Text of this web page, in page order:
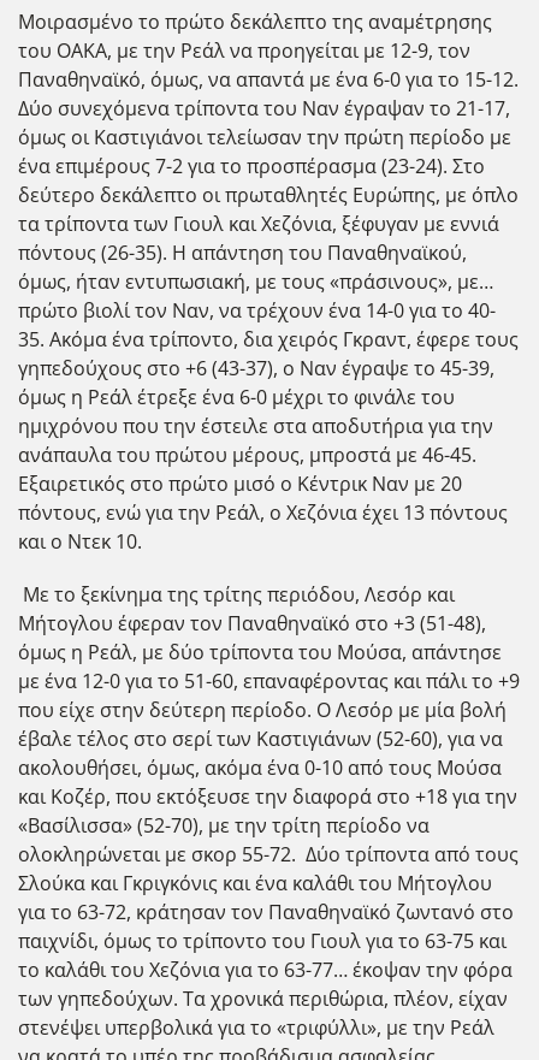
Μοιρασμένο το πρώτο δεκάλεπτο της αναμέτρησης
του ΟΑΚΑ, με την Ρεάλ να προηγείται με 12-9, τον
Παναθηναϊκό, όμως, να απαντά με ένα 6-0 για το 15-12.
Δύο συνεχόμενα τρίποντα του Ναν έγραψαν το 21-17,
όμως οι Καστιγιάνοι τελείωσαν την πρώτη περίοδο με
ένα επιμέρους 7-2 για το προσπέρασμα (23-24). Στο
δεύτερο δεκάλεπτο οι πρωταθλητές Ευρώπης, με όπλο
τα τρίποντα των Γιουλ και Χεζόνια, ξέφυγαν με εννιά
πόντους (26-35). Η απάντηση του Παναθηναϊκού,
όμως, ήταν εντυπωσιακή, με τους «πράσινους», με…
πρώτο βιολί τον Ναν, να τρέχουν ένα 14-0 για το 40-
35. Ακόμα ένα τρίποντο, δια χειρός Γκραντ, έφερε τους
γηπεδούχους στο +6 (43-37), ο Ναν έγραψε το 45-39,
όμως η Ρεάλ έτρεξε ένα 6-0 μέχρι το φινάλε του
ημιχρόνου που την έστειλε στα αποδυτήρια για την
ανάπαυλα του πρώτου μέρους, μπροστά με 46-45.
Εξαιρετικός στο πρώτο μισό ο Κέντρικ Ναν με 20
πόντους, ενώ για την Ρεάλ, ο Χεζόνια έχει 13 πόντους
και ο Ντεκ 10.
Με το ξεκίνημα της τρίτης περιόδου, Λεσόρ και
Μήτογλου έφεραν τον Παναθηναϊκό στο +3 (51-48),
όμως η Ρεάλ, με δύο τρίποντα του Μούσα, απάντησε
με ένα 12-0 για το 51-60, επαναφέροντας και πάλι το +9
που είχε στην δεύτερη περίοδο. Ο Λεσόρ με μία βολή
έβαλε τέλος στο σερί των Καστιγιάνων (52-60), για να
ακολουθήσει, όμως, ακόμα ένα 0-10 από τους Μούσα
και Κοζέρ, που εκτόξευσε την διαφορά στο +18 για την
«Βασίλισσα» (52-70), με την τρίτη περίοδο να
ολοκληρώνεται με σκορ 55-72. Δύο τρίποντα από τους
Σλούκα και Γκριγκόνις και ένα καλάθι του Μήτογλου
για το 63-72, κράτησαν τον Παναθηναϊκό ζωντανό στο
παιχνίδι, όμως το τρίποντο του Γιουλ για το 63-75 και
το καλάθι του Χεζόνια για το 63-77… έκοψαν την φόρα
των γηπεδούχων. Τα χρονικά περιθώρια, πλέον, είχαν
στενέψει υπερβολικά για το «τριφύλλι», με την Ρεάλ